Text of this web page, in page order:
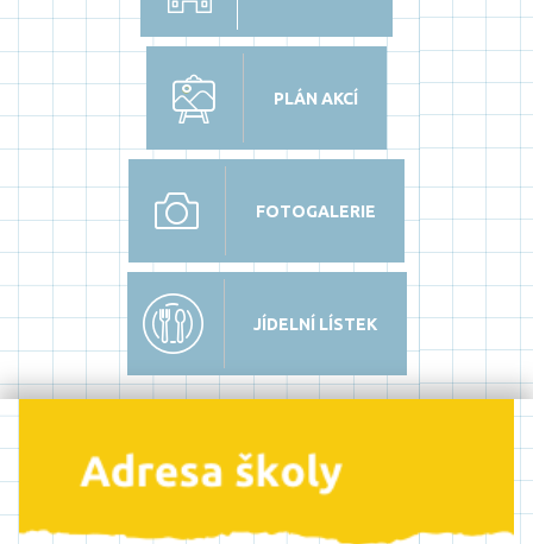
PLÁN AKCÍ
FOTOGALERIE
JÍDELNÍ LÍSTEK